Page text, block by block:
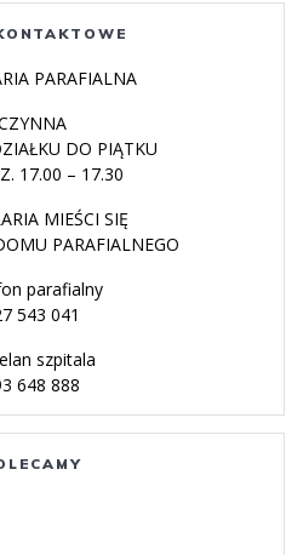
PARAFIALNA
DO PIĄTKU
17.00 – 17.30
MIEŚCI SIĘ
PARAFIALNEGO
parafialny
543 041
szpitala
648 888